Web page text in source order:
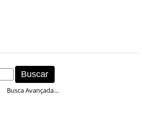
Busca Avançada…